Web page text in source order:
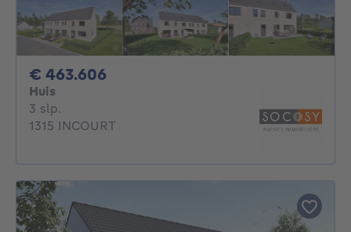
€ 463.606463606€
Huis
3 slp.
1315 INCOURT